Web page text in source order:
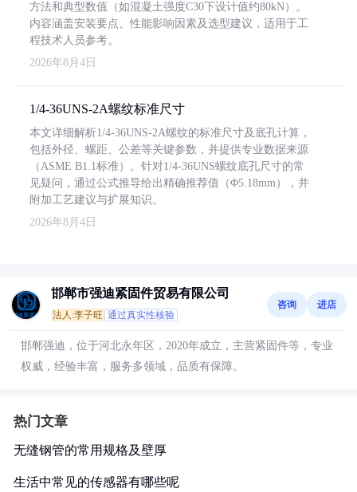
方法和典型数值（如混凝土强度C30下设计值约80kN）。
内容涵盖安装要点、性能影响因素及选型建议，适用于工
程技术人员参考。
2026年8月4日
1/4-36UNS-2A螺纹标准尺寸
本文详细解析1/4-36UNS-2A螺纹的标准尺寸及底孔计算，
包括外径、螺距、公差等关键参数，并提供专业数据来源
（ASME B1.1标准）。针对1/4-36UNS螺纹底孔尺寸的常
见疑问，通过公式推导给出精确推荐值（Φ5.18mm），并
附加工艺建议与扩展知识。
2026年8月4日
邯郸市强迪紧固件贸易有限公司
法人:李子旺 通过真实性核验
咨询 进店
邯郸强迪，位于河北永年区，2020年成立，主营紧固件等，专业
权威，经验丰富，服务多领域，品质有保障。
热门文章
无缝钢管的常用规格及壁厚
生活中常见的传感器有哪些呢